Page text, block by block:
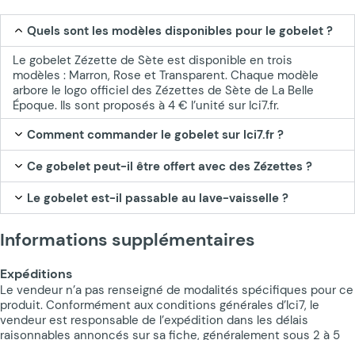
Quels sont les modèles disponibles pour le gobelet ?
Le gobelet Zézette de Sète est disponible en trois
modèles : Marron, Rose et Transparent. Chaque modèle
arbore le logo officiel des Zézettes de Sète de La Belle
Époque. Ils sont proposés à 4 € l’unité sur Ici7.fr.
Comment commander le gobelet sur Ici7.fr ?
Ce gobelet peut-il être offert avec des Zézettes ?
Le gobelet est-il passable au lave-vaisselle ?
Informations supplémentaires
Expéditions
Le vendeur n’a pas renseigné de modalités spécifiques pour ce
produit. Conformément aux conditions générales d’Ici7, le
vendeur est responsable de l’expédition dans les délais
raisonnables annoncés sur sa fiche, généralement sous 2 à 5